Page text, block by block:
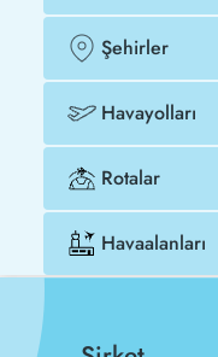
Şehirler
Havayolları
Rotalar
Havaalanları